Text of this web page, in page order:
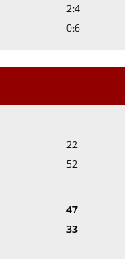
2:4
0:6
22
52
47
33